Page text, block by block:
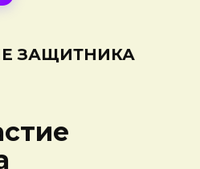
ЗАЩИТНИКА